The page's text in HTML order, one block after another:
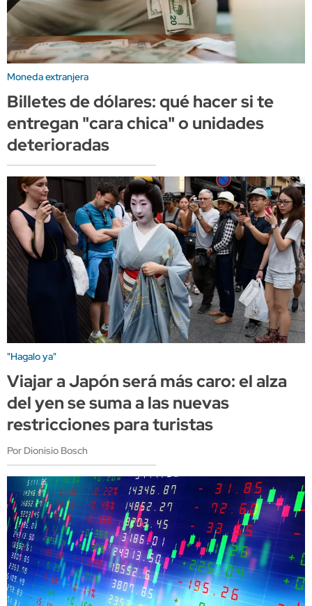
Moneda extranjera
Billetes de dólares: qué hacer si te
entregan "cara chica" o unidades
deterioradas
"Hagalo ya"
Viajar a Japón será más caro: el alza
del yen se suma a las nuevas
restricciones para turistas
Por Dionisio Bosch